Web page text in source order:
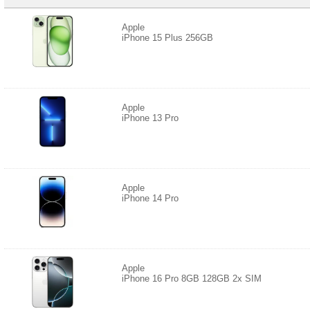
Apple
iPhone 15 Plus 256GB
Apple
iPhone 13 Pro
Apple
iPhone 14 Pro
Apple
iPhone 16 Pro 8GB 128GB 2x SIM